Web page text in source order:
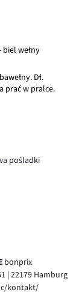
wełny
Dł.
prać w pralce.
pośladki
bonprix
| 22179 Hamburg
kontakt/